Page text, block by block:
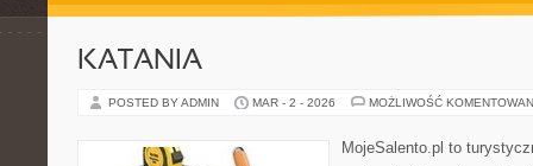
KATANIA
POSTED BY ADMIN MAR - 2 - 2026 MOŻLIWOŚĆ
MojeSalento.pl to